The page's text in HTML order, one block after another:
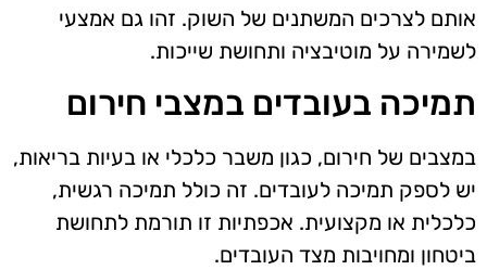
אותם לצרכים המשתנים של השוק. זהו גם אמצעי
לשמירה על מוטיבציה ותחושת שייכות.
תמיכה בעובדים במצבי חירום
במצבים של חירום, כגון משבר כלכלי או בעיות בריאות,
יש לספק תמיכה לעובדים. זה כולל תמיכה רגשית,
כלכלית או מקצועית. אכפתיות זו תורמת לתחושת
ביטחון ומחויבות מצד העובדים.